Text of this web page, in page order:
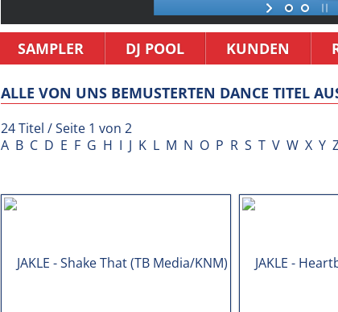
SAMPLER DJ POOL KUNDEN
ALLE VON UNS BEMUSTERTEN DANCE TITEL
24 Titel / Seite 1 von 2
A B C D E F G H I J K L M N O P R S T V W X Y